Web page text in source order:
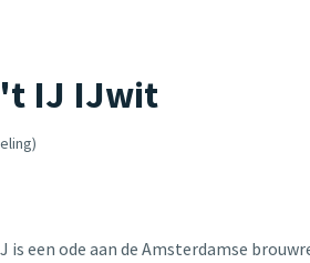
IJ IJwit
is een ode aan de Amsterdamse